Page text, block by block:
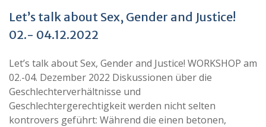
Let’s talk about Sex, Gender and Justice!
02.- 04.12.2022
Let’s talk about Sex, Gender and Justice! WORKSHOP am
02.-04. Dezember 2022 Diskussionen über die
Geschlechterverhältnisse und
Geschlechtergerechtigkeit werden nicht selten
kontrovers geführt: Während die einen betonen,